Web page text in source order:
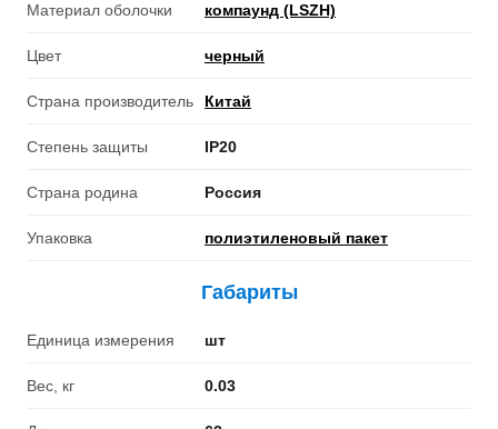
Материал оболочки компаунд (LSZH)
Цвет черный
Страна производитель Китай
Степень защиты IP20
Страна родина Россия
Упаковка полиэтиленовый пакет
Габариты
Единица измерения шт
Вес, кг 0.03